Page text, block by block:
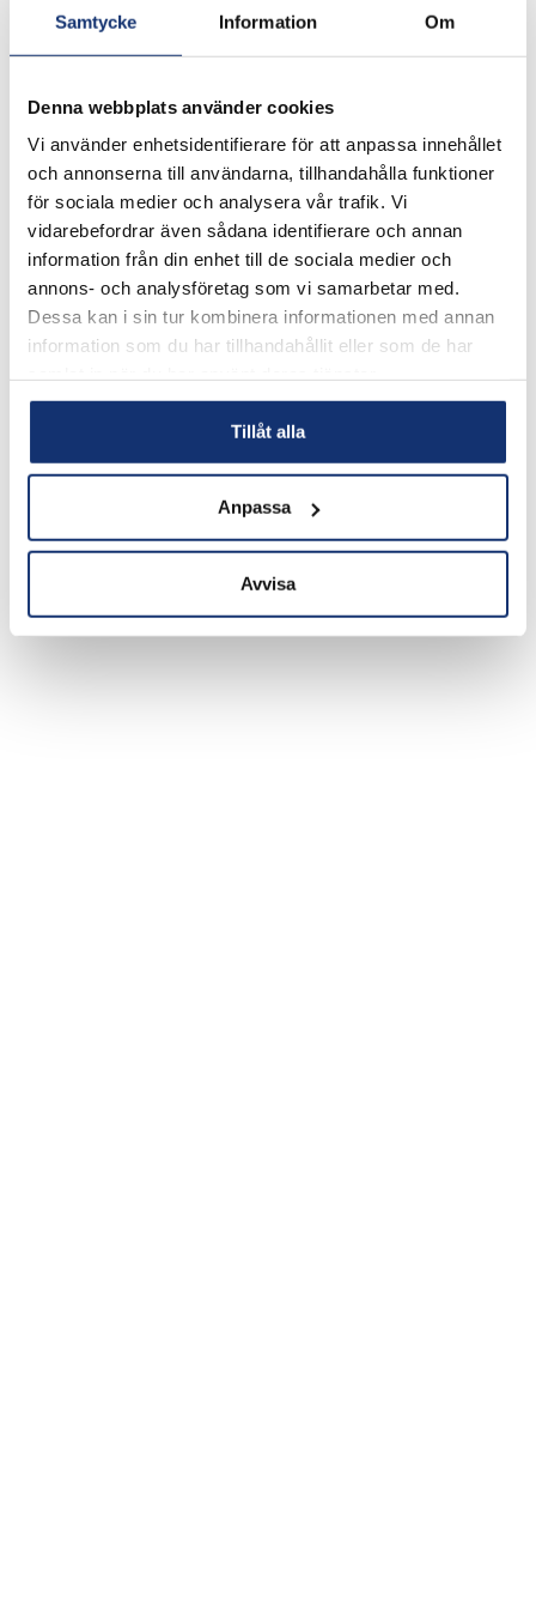
Samtycke Information Om
Denna webbplats använder cookies
Vi använder enhetsidentifierare för att anpassa innehållet
och annonserna till användarna, tillhandahålla funktioner
för sociala medier och analysera vår trafik. Vi
vidarebefordrar även sådana identifierare och annan
information från din enhet till de sociala medier och
annons- och analysföretag som vi samarbetar med.
Dessa kan i sin tur kombinera informationen med annan
information som du har tillhandahållit eller som de har
Tillåt alla
Anpassa
Avvisa